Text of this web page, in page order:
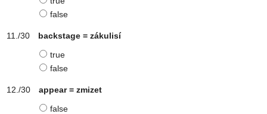
false
backstage = zákulisí
true
false
appear = zmizet
false